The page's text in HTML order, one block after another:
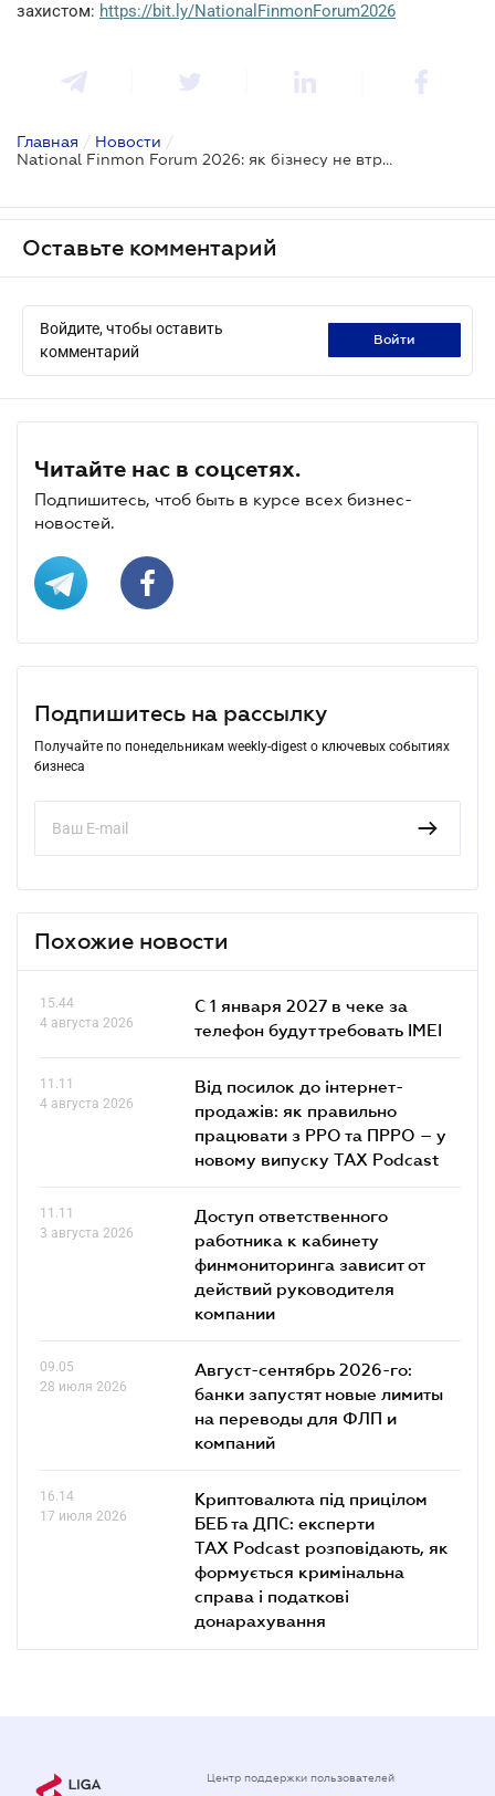
захистом: https://bit.ly/NationalFinmonForum2026
Главная / Новости /
National Finmon Forum 2026: як бізнесу не втратити доступ до грошей в епоху тотального контролю
Оставьте комментарий
Войдите, чтобы оставить
комментарий
войти
Читайте нас в соцсетях.
Подпишитесь, чтоб быть в курсе всех бизнес-
новостей.
Подпишитесь на рассылку
Получайте по понедельникам weekly-digest о ключевых событиях
бизнеса
Похожие новости
15.44
4 августа 2026
С 1 января 2027 в чеке за
телефон будут требовать IMEI
11.11
4 августа 2026
Від посилок до інтернет-
продажів: як правильно
працювати з РРО та ПРРО – у
новому випуску TAX Podcast
11.11
3 августа 2026
Доступ ответственного
работника к кабинету
финмониторинга зависит от
действий руководителя
компании
09.05
28 июля 2026
Август-сентябрь 2026-го:
банки запустят новые лимиты
на переводы для ФЛП и
компаний
16.14
17 июля 2026
Криптовалюта під прицілом
БЕБ та ДПС: експерти
TAX Podcast розповідають, як
формується кримінальна
справа і податкові
донарахування
Центр поддержки пользователей